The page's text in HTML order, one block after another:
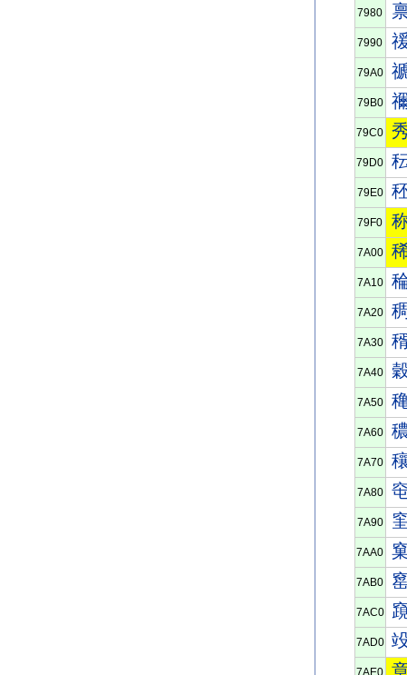
7980
7990
79A0
79B0
79C0
79D0
79E0
79F0
7A00
7A10
7A20 稠
7A30
7A40
7A50 穐
7A60
7A70
7A80
7A90
7AA0
7AB0
7AC0
7AD0
7AE0